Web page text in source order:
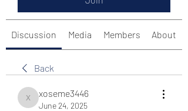
Discussion Media Members About
Back
xoseme3446
xoseme3446
June 24, 2025